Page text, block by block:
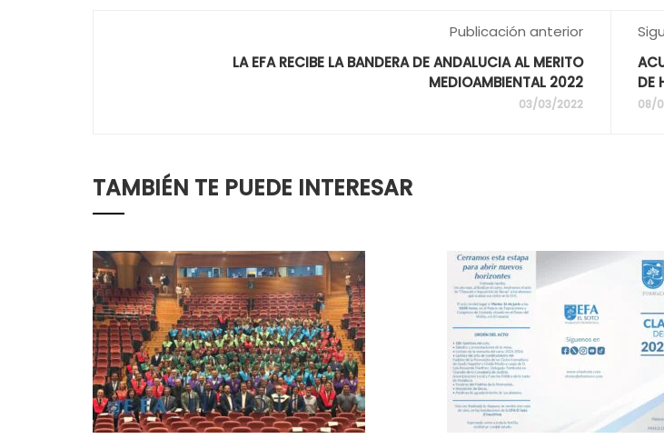
Publicación anterior
LA EFA RECIBE LA BANDERA DE ANDALUCIA AL MERITO
MEDIOAMBIENTAL 2022
03/03/2022
DE
08/
TAMBIÉN TE PUEDE INTERESAR